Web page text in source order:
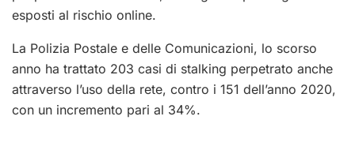
esposti al rischio online.
La Polizia Postale e delle Comunicazioni, lo scorso
anno ha trattato 203 casi di stalking perpetrato anche
attraverso l’uso della rete, contro i 151 dell’anno 2020,
con un incremento pari al 34%.